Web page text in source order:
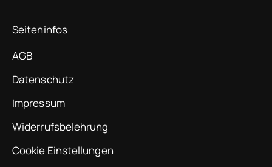
Seiteninfos
AGB
Datenschutz
Impressum
Widerrufsbelehrung
Cookie Einstellungen